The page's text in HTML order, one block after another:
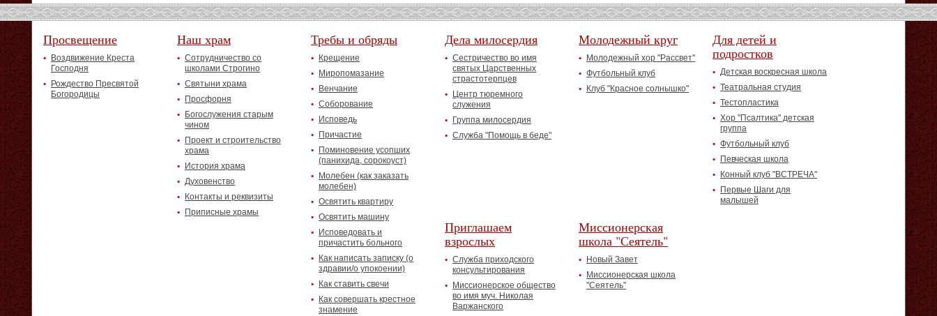
Просвещение
Воздвижение Креста
Господня
Рождество Пресвятой
Богородицы
Наш храм
Сотрудничество со
школами Строгино
Святыни храма
Просфорня
Богослужения старым
чином
Проект и строительство
храма
История храма
Духовенство
Контакты и реквизиты
Приписные храмы
Требы и обряды
Крещение
Миропомазание
Венчание
Соборование
Исповедь
Причастие
Поминовение усопших
(панихида, сорокоуст)
Молебен (как заказать
молебен)
Освятить квартиру
Освятить машину
Исповедовать и
причастить больного
Как написать записку (о
здравии/о упокоении)
Как ставить свечи
Как совершать крестное
знамение
Дела милосердия
Сестричество во имя
святых Царственных
страстотерпцев
Центр тюремного
служения
Группа милосердия
Служба "Помощь в беде"
Молодежный круг
Молодежный хор "Рассвет"
Футбольный клуб
Клуб "Красное солнышко"
Для детей и
подростков
Детская воскресная школа
Театральная студия
Тестопластика
Хор "Псалтика" детская
группа
Футбольный клуб
Певческая школа
Конный клуб "ВСТРЕЧА"
Первые Шаги для
малышей
Приглашаем
взрослых
Служба приходского
консультирования
Миссионерское общество
во имя муч. Николая
Варжанского
Миссионерская
школа "Сеятель"
Новый Завет
Миссионерская школа
"Сеятель"